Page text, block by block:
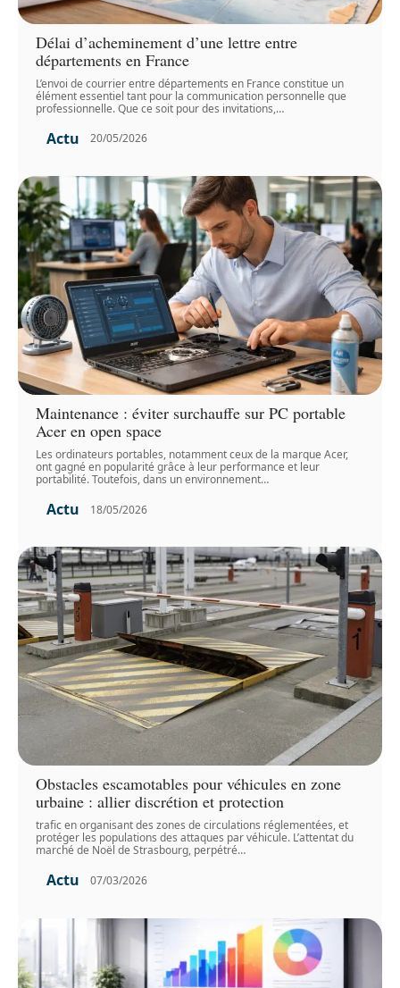
Délai d’acheminement d’une lettre entre
départements en France
L’envoi de courrier entre départements en France constitue un
élément essentiel tant pour la communication personnelle que
professionnelle. Que ce soit pour des invitations,…
Actu 20/05/2026
Maintenance : éviter surchauffe sur PC portable
Acer en open space
Les ordinateurs portables, notamment ceux de la marque Acer,
ont gagné en popularité grâce à leur performance et leur
portabilité. Toutefois, dans un environnement…
Actu 18/05/2026
Obstacles escamotables pour véhicules en zone
urbaine : allier discrétion et protection
trafic en organisant des zones de circulations réglementées, et
protéger les populations des attaques par véhicule. L’attentat du
marché de Noël de Strasbourg, perpétré…
Actu 07/03/2026